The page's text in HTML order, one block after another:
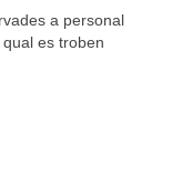
a personal
es troben